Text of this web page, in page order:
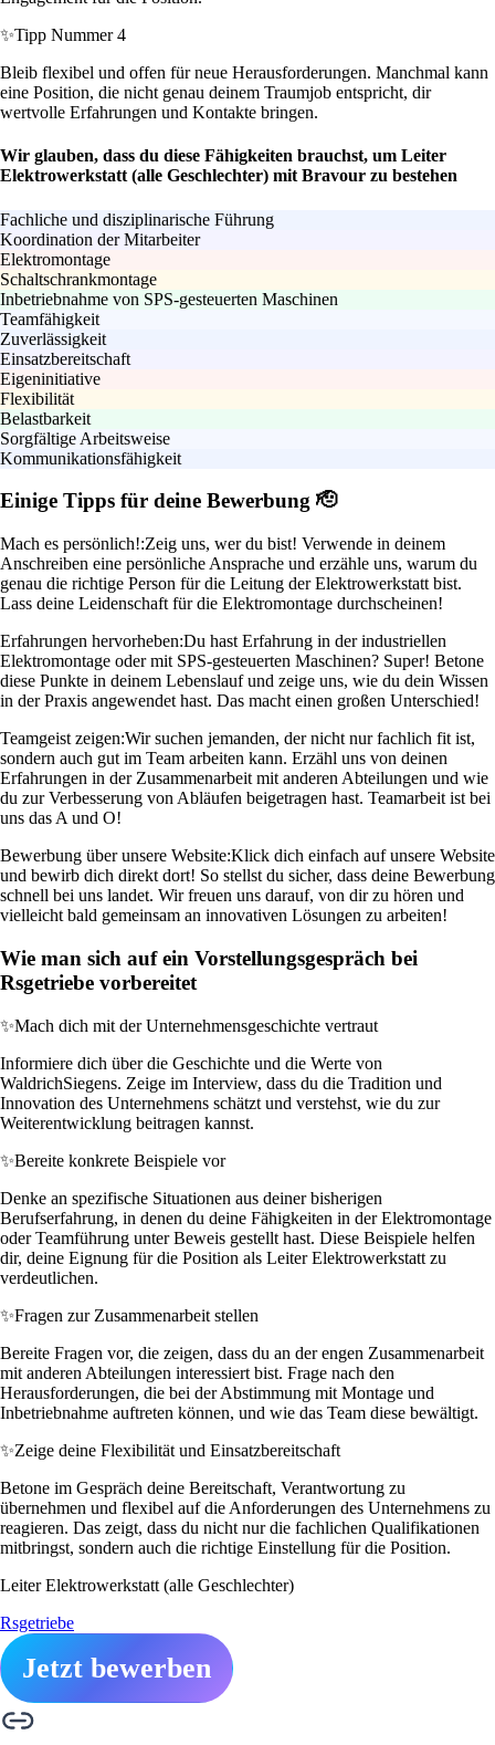
✨Tipp Nummer 4
Bleib flexibel und offen für neue Herausforderungen. Manchmal kann
eine Position, die nicht genau deinem Traumjob entspricht, dir
wertvolle Erfahrungen und Kontakte bringen.
Wir glauben, dass du diese Fähigkeiten brauchst, um Leiter
Elektrowerkstatt (alle Geschlechter) mit Bravour zu bestehen
Fachliche und disziplinarische Führung
Koordination der Mitarbeiter
Elektromontage
Schaltschrankmontage
Inbetriebnahme von SPS-gesteuerten Maschinen
Teamfähigkeit
Zuverlässigkeit
Einsatzbereitschaft
Eigeninitiative
Flexibilität
Belastbarkeit
Sorgfältige Arbeitsweise
Kommunikationsfähigkeit
Einige Tipps für deine Bewerbung 🫡
Mach es persönlich!:Zeig uns, wer du bist! Verwende in deinem
Anschreiben eine persönliche Ansprache und erzähle uns, warum du
genau die richtige Person für die Leitung der Elektrowerkstatt bist.
Lass deine Leidenschaft für die Elektromontage durchscheinen!
Erfahrungen hervorheben:Du hast Erfahrung in der industriellen
Elektromontage oder mit SPS-gesteuerten Maschinen? Super! Betone
diese Punkte in deinem Lebenslauf und zeige uns, wie du dein Wissen
in der Praxis angewendet hast. Das macht einen großen Unterschied!
Teamgeist zeigen:Wir suchen jemanden, der nicht nur fachlich fit ist,
sondern auch gut im Team arbeiten kann. Erzähl uns von deinen
Erfahrungen in der Zusammenarbeit mit anderen Abteilungen und wie
du zur Verbesserung von Abläufen beigetragen hast. Teamarbeit ist bei
uns das A und O!
Bewerbung über unsere Website:Klick dich einfach auf unsere Website
und bewirb dich direkt dort! So stellst du sicher, dass deine Bewerbung
schnell bei uns landet. Wir freuen uns darauf, von dir zu hören und
vielleicht bald gemeinsam an innovativen Lösungen zu arbeiten!
Wie man sich auf ein Vorstellungsgespräch bei
Rsgetriebe vorbereitet
✨Mach dich mit der Unternehmensgeschichte vertraut
Informiere dich über die Geschichte und die Werte von
WaldrichSiegens. Zeige im Interview, dass du die Tradition und
Innovation des Unternehmens schätzt und verstehst, wie du zur
Weiterentwicklung beitragen kannst.
✨Bereite konkrete Beispiele vor
Denke an spezifische Situationen aus deiner bisherigen
Berufserfahrung, in denen du deine Fähigkeiten in der Elektromontage
oder Teamführung unter Beweis gestellt hast. Diese Beispiele helfen
dir, deine Eignung für die Position als Leiter Elektrowerkstatt zu
verdeutlichen.
✨Fragen zur Zusammenarbeit stellen
Bereite Fragen vor, die zeigen, dass du an der engen Zusammenarbeit
mit anderen Abteilungen interessiert bist. Frage nach den
Herausforderungen, die bei der Abstimmung mit Montage und
Inbetriebnahme auftreten können, und wie das Team diese bewältigt.
✨Zeige deine Flexibilität und Einsatzbereitschaft
Betone im Gespräch deine Bereitschaft, Verantwortung zu
übernehmen und flexibel auf die Anforderungen des Unternehmens zu
reagieren. Das zeigt, dass du nicht nur die fachlichen Qualifikationen
mitbringst, sondern auch die richtige Einstellung für die Position.
Leiter Elektrowerkstatt (alle Geschlechter)
Rsgetriebe
Jetzt bewerben